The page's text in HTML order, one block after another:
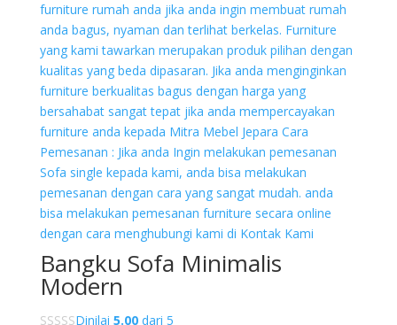
Bangku Sofa Minimalis
Modern
Dinilai 5.00dari 5